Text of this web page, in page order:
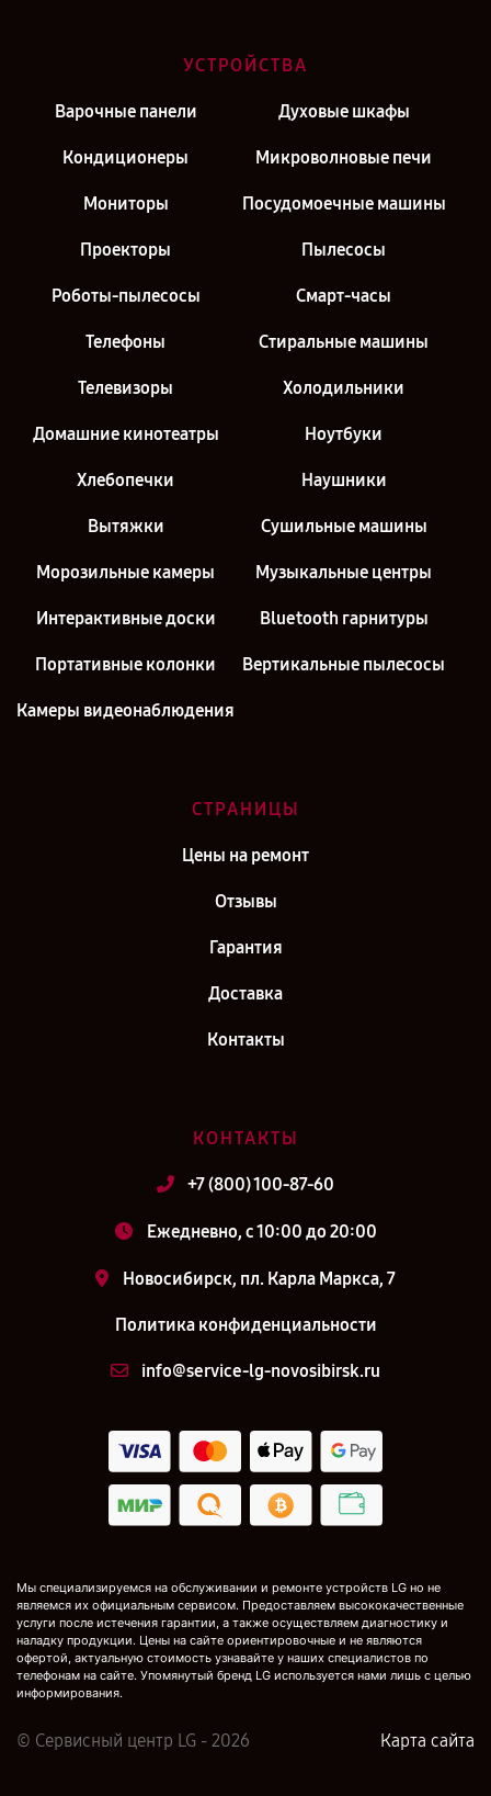
УСТРОЙСТВА
Варочные панели Духовые шкафы
Кондиционеры Микроволновые печи
Мониторы Посудомоечные машины
Проекторы Пылесосы
Роботы-пылесосы Смарт-часы
Телефоны Стиральные машины
Телевизоры Холодильники
Домашние кинотеатры Ноутбуки
Хлебопечки Наушники
Вытяжки Сушильные машины
Морозильные камеры Музыкальные центры
Интерактивные доски Bluetooth гарнитуры
Портативные колонки Вертикальные пылесосы
Камеры видеонаблюдения
СТРАНИЦЫ
Цены на ремонт
Отзывы
Гарантия
Доставка
Контакты
КОНТАКТЫ
+7 (800) 100-87-60
Ежедневно, с 10:00 до 20:00
Новосибирск, пл. Карла Маркса, 7
Политика конфиденциальности
info@service-lg-novosibirsk.ru
Мы специализируемся на обслуживании и ремонте устройств LG но не
являемся их официальным сервисом. Предоставляем высококачественные
услуги после истечения гарантии, а также осуществляем диагностику и
наладку продукции. Цены на сайте ориентировочные и не являются
офертой, актуальную стоимость узнавайте у наших специалистов по
телефонам на сайте. Упомянутый бренд LG используется нами лишь с целью
информирования.
© Сервисный центр LG - 2026 Карта сайта